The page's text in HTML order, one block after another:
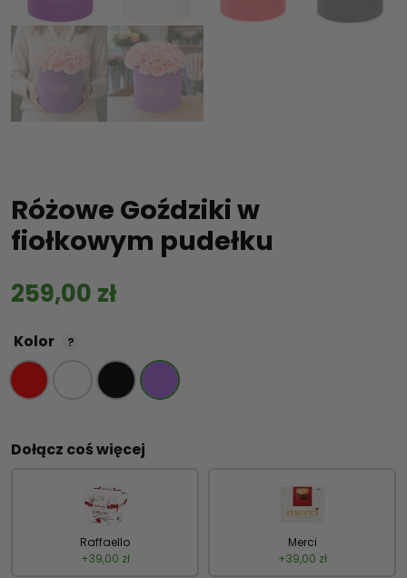
Różowe Goździki w
fiołkowym pudełku
259,00 zł
Kolor ?
Dołącz coś więcej
Raffaello
+39,00 zł
Merci
+39,00 zł